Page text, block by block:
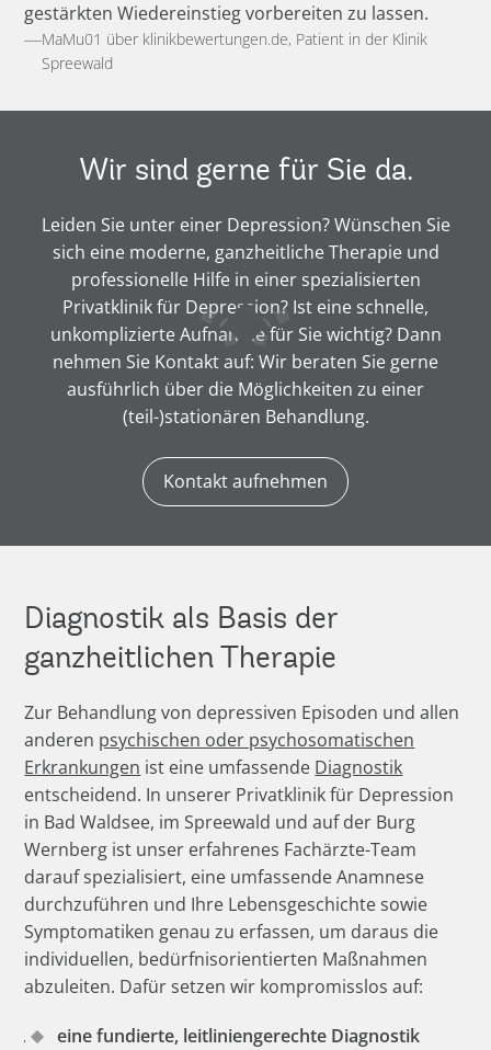
gestärkten Wiedereinstieg vorbereiten zu lassen.
MaMu01 über klinikbewertungen.de, Patient in der Klinik
Spreewald
Wir sind gerne für Sie da.
Leiden Sie unter einer Depression? Wünschen Sie
sich eine moderne, ganzheitliche Therapie und
professionelle Hilfe in einer spezialisierten
Privatklinik für Depression? Ist eine schnelle,
unkomplizierte Aufnahme für Sie wichtig? Dann
nehmen Sie Kontakt auf: Wir beraten Sie gerne
ausführlich über die Möglichkeiten zu einer
(teil-)stationären Behandlung.
Kontakt aufnehmen
Diagnostik als Basis der
ganzheitlichen Therapie
Zur Behandlung von depressiven Episoden und allen
anderen psychischen oder psychosomatischen
Erkrankungen ist eine umfassende Diagnostik
entscheidend. In unserer Privatklinik für Depression
in Bad Waldsee, im Spreewald und auf der Burg
Wernberg ist unser erfahrenes Fachärzte-Team
darauf spezialisiert, eine umfassende Anamnese
durchzuführen und Ihre Lebensgeschichte sowie
Symptomatiken genau zu erfassen, um daraus die
individuellen, bedürfnisorientierten Maßnahmen
abzuleiten. Dafür setzen wir kompromisslos auf:
eine fundierte, leitliniengerechte Diagnostik